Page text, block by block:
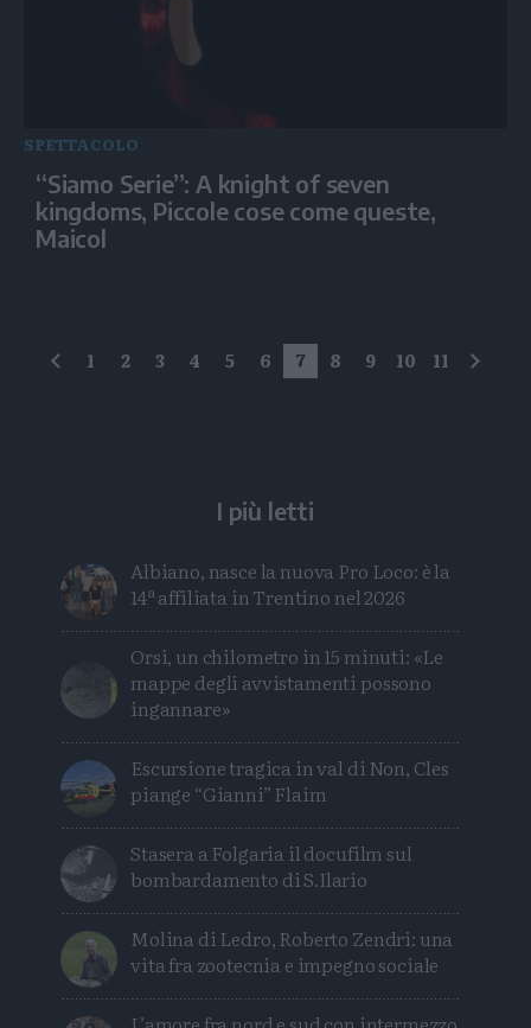
SPETTACOLO
“Siamo Serie”: A knight of seven
kingdoms, Piccole cose come queste,
Maicol
precedente
1 2 3 4 5 6 7 8 9 10 11
I più letti
Albiano, nasce la nuova Pro Loco: è la
14ª affiliata in Trentino nel 2026
Orsi, un chilometro in 15 minuti: «Le
mappe degli avvistamenti possono
ingannare»
Escursione tragica in val di Non, Cles
piange “Gianni” Flaim
Stasera a Folgaria il docufilm sul
bombardamento di S.Ilario
Molina di Ledro, Roberto Zendri: una
vita fra zootecnia e impegno sociale